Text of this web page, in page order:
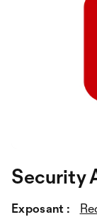
Security
Exposant :